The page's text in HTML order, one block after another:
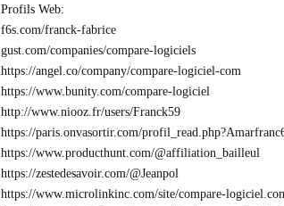
Profils Web:
f6s.com/franck-fabrice
gust.com/companies/compare-logiciels
https://angel.co/company/compare-logiciel-com
https://www.bunity.com/compare-logiciel
http://www.niooz.fr/users/Franck59
https://paris.onvasortir.com/
https://www.producthunt.com/@affiliation_bailleul
https://zestedesavoir.com/@Jeanpol
https://www.microlinkinc.com/site/compare-